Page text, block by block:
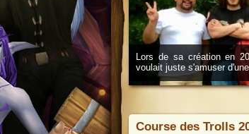
Lors de sa création en
voulait juste s'amuser
Course des Trolls